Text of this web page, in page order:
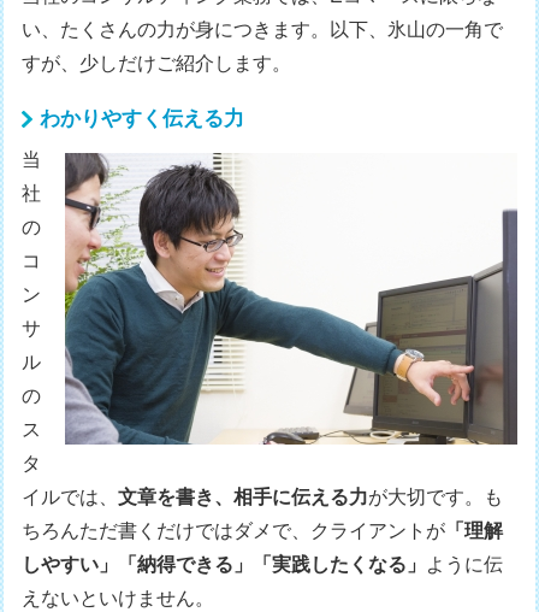
い、たくさんの力が身につきます。以下、氷山の一角で
すが、少しだけご紹介します。
わかりやすく伝える力
当
社
の
コ
ン
サ
ル
の
ス
タ
イルでは、文章を書き、相手に伝える力が大切です。も
ちろんただ書くだけではダメで、クライアントが 「理解
しやすい」「納得できる」「実践したくなる」 ように伝
えないといけません。